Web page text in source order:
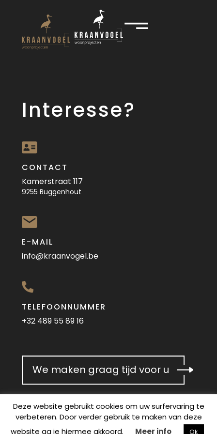
Interesse?
CONTACT
Kamerstraat 117
9255 Buggenhout
E-MAIL
info@kraanvogel.be
TELEFOONNUMMER
+32 489 55 89 16
We maken graag tijd voor u
Deze website gebruikt cookies om uw surfervaring te
verbeteren. Door verder gebruik te maken van deze
website ga je hiermee akkoord.
Meer info Ok